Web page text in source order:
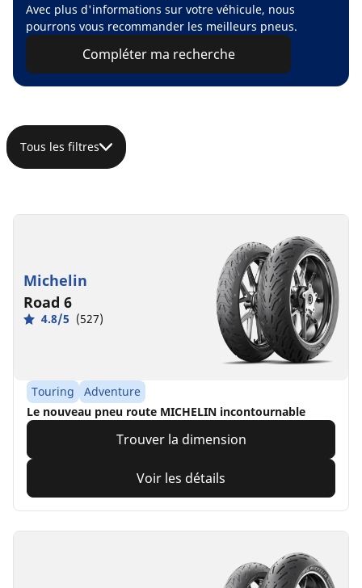
Avec plus d'informations sur votre véhicule, nous
pourrons vous recommander les meilleurs pneus.
Compléter ma recherche
Tous les filtres
Michelin
Road 6
4.8/5 (527)
Touring
Adventure
Le nouveau pneu route MICHELIN incontournable​
Trouver la dimension
Voir les détails